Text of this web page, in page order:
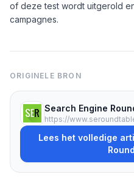
of deze test wordt uitgerold
campagnes.
ORIGINELE BRON
Search Engine
Lees het volledige